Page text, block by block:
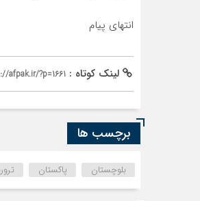
انتهای پیام
لینک کوتاه : afpak.ir/?p=1661
برچسب ها
بلوچستان پاکستان